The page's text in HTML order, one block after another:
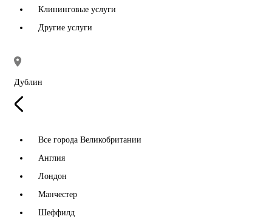
Клининговые услуги
Другие услуги
Дублин
Все города Великобритании
Англия
Лондон
Манчестер
Шеффилд